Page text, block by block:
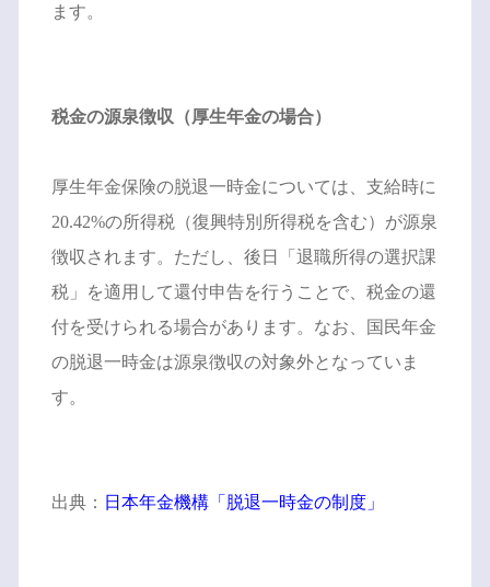
ます。
税金の源泉徴収（厚生年金の場合）
厚生年金保険の脱退一時金については、支給時に
20.42%の所得税（復興特別所得税を含む）が源泉
徴収されます。ただし、後日「退職所得の選択課
税」を適用して還付申告を行うことで、税金の還
付を受けられる場合があります。なお、国民年金
の脱退一時金は源泉徴収の対象外となっていま
す。
出典： 日本年金機構「脱退一時金の制度」